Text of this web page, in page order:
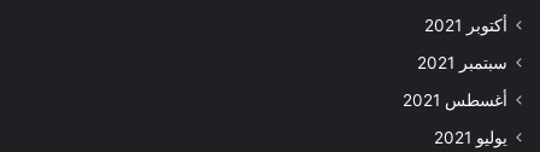
أكتوبر 2021
سبتمبر 2021
أغسطس 2021
يوليو 2021